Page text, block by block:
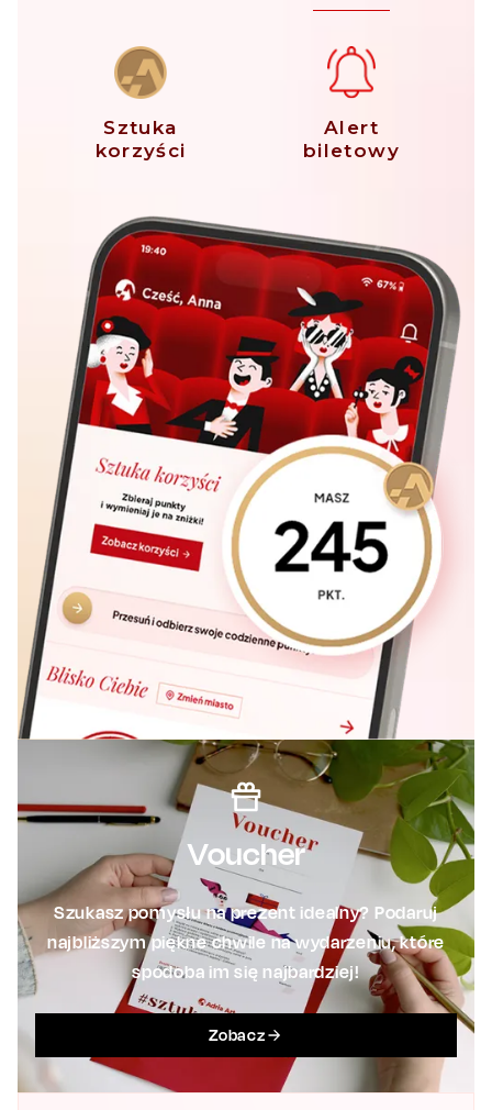
Sztuka
korzyści
Alert
biletowy
Voucher
Szukasz pomysłu na prezent idealny? Podaruj
najbliższym piękne chwile na wydarzeniu, które
spodoba im się najbardziej!
Zobacz